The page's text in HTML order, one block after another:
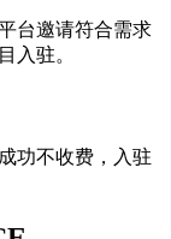
台邀请符合需求
入驻。
功不收费，入驻